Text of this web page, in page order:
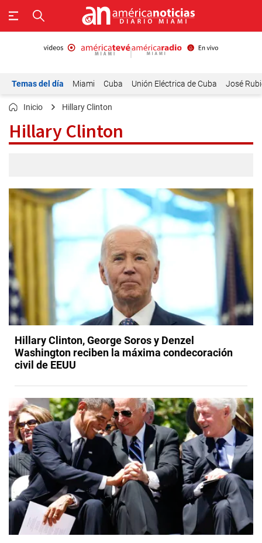
Temas del día Miami Cuba Unión Eléctrica de Cuba José
Inicio Hillary Clinton
Hillary Clinton
Hillary Clinton, George Soros y Denzel
Washington reciben la máxima condecoración
civil de EEUU